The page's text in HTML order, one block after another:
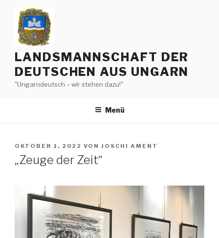
springen
LANDSMANNSCHAFT DER
DEUTSCHEN AUS UNGARN
"Ungarndeutsch – wir stehen dazu!"
Menü
VERÖFFENTLICHT
AM
OKTOBER 1, 2022 VON JOSCHI AMENT
„Zeuge der Zeit“